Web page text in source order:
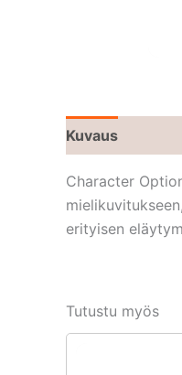
Kuvaus
Character
erityisen
Tutustu myös